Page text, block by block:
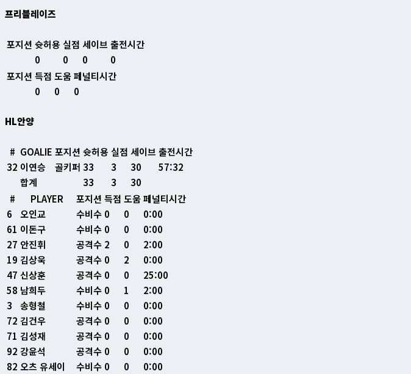
프리블레이즈
포지션 슛허용 실점 세이브 출전시간
0
0 0
0
포지션 득점 도움페널티시간
0
0 0
HL안양
# GOALIE 포지션 슛허용 실점 세이브 출전시간
32 이연승 골키퍼 33 3 30
57:32
합계
33 3
30
#
PLAYER 포지션 득점 도움페널티시간
6
오인교 수비수 0 0
0:00
61 이돈구 수비수 0 0
0:00
27 안진휘 공격수 2 0
2:00
19 김상욱 공격수 0 2
0:00
47 신상훈 공격수 0 0
25:00
58 남희두 수비수 0 1
2:00
3
송형철 수비수 0 0
0:00
72 김건우 공격수 0 0
0:00
71 김성재 공격수 0 0
0:00
92 강윤석 공격수 0 0
0:00
82 오츠 유세이 수비수 0 0 0:00